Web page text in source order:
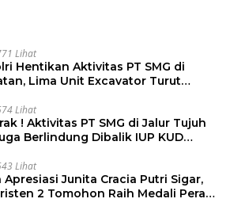
Lihat
Hentikan Aktivitas PT SMG di
Lima Unit Excavator Turut
Lihat
! Aktivitas PT SMG di Jalur Tujuh
Berlindung Dibalik IUP KUD
Lihat
Apresiasi Junita Cracia Putri Sigar,
2 Tomohon Raih Medali Perak